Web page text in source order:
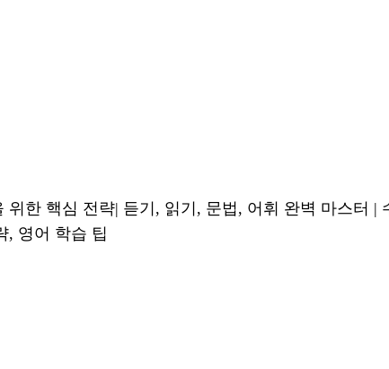
위한 핵심 전략| 듣기, 읽기, 문법, 어휘 완벽 마스터 |
, 영어 학습 팁